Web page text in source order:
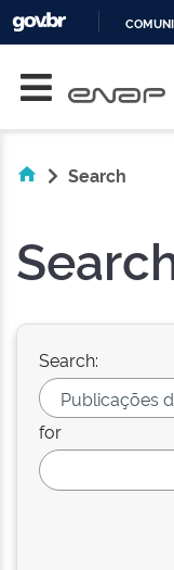
Search
Search:
for